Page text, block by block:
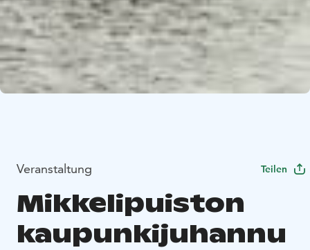
Veranstaltung Teilen
Mikkelipuiston
kaupunkijuhannu